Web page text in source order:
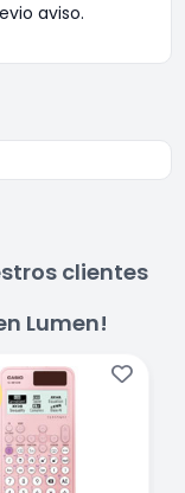
aviso.
clientes
Lumen!